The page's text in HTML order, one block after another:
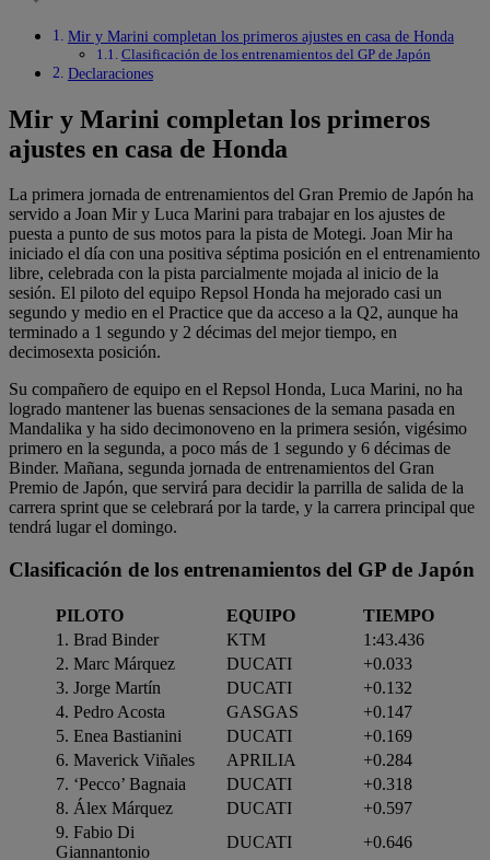
Mir y Marini completan los primeros ajustes en casa de Honda
Clasificación de los entrenamientos del GP de Japón
Declaraciones
Mir y Marini completan los primeros
ajustes en casa de Honda
La primera jornada de entrenamientos del Gran Premio de Japón ha
servido a Joan Mir y Luca Marini para trabajar en los ajustes de
puesta a punto de sus motos para la pista de Motegi. Joan Mir ha
iniciado el día con una positiva séptima posición en el entrenamiento
libre, celebrada con la pista parcialmente mojada al inicio de la
sesión. El piloto del equipo Repsol Honda ha mejorado casi un
segundo y medio en el Practice que da acceso a la Q2, aunque ha
terminado a 1 segundo y 2 décimas del mejor tiempo, en
decimosexta posición.
Su compañero de equipo en el Repsol Honda, Luca Marini, no ha
logrado mantener las buenas sensaciones de la semana pasada en
Mandalika y ha sido decimonoveno en la primera sesión, vigésimo
primero en la segunda, a poco más de 1 segundo y 6 décimas de
Binder. Mañana, segunda jornada de entrenamientos del Gran
Premio de Japón, que servirá para decidir la parrilla de salida de la
carrera sprint que se celebrará por la tarde, y la carrera principal que
tendrá lugar el domingo.
Clasificación de los entrenamientos del GP de Japón
PILOTO EQUIPO
TIEMPO
1. Brad Binder
KTM
1:43.436
2. Marc Márquez
DUCATI
+0.033
3. Jorge Martín
DUCATI
+0.132
4. Pedro Acosta
GASGAS
+0.147
5. Enea Bastianini
DUCATI
+0.169
6. Maverick Viñales
APRILIA
+0.284
7. ‘Pecco’ Bagnaia
DUCATI
+0.318
8. Álex Márquez
DUCATI
+0.597
9. Fabio Di
Giannantonio
DUCATI +0.646